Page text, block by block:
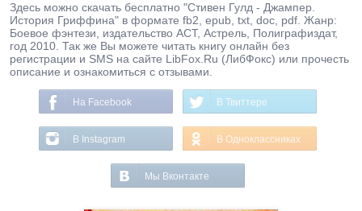
Здесь можно скачать бесплатно "Стивен Гулд - Джампер.
История Гриффина" в формате fb2, epub, txt, doc, pdf. Жанр:
Боевое фэнтези, издательство ACT, Астрель, Полиграфиздат,
год 2010. Так же Вы можете читать книгу онлайн без
регистрации и SMS на сайте LibFox.Ru (ЛибФокс) или прочесть
описание и ознакомиться с отзывами.
На Facebook В Твиттере
В Instagram В Одноклассниках
Мы Вконтакте